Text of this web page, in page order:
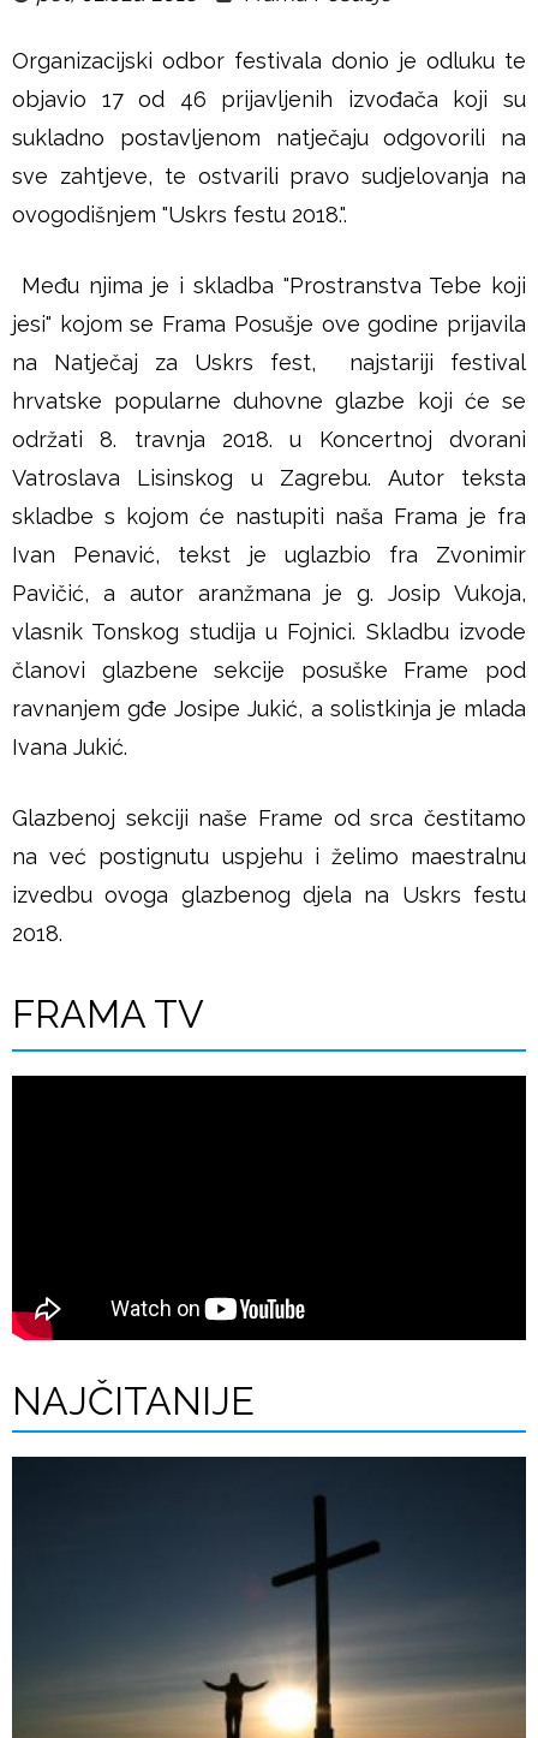
š
e
Organizacijski odbor festivala donio je odluku te
objavio 17 od 46 prijavljenih izvođača koji su
sukladno postavljenom natječaju odgovorili na
sve zahtjeve, te ostvarili pravo sudjelovanja na
ovogodišnjem "Uskrs festu 2018.".
Među njima je i skladba "Prostranstva Tebe koji
jesi" kojom se Frama Posušje ove godine prijavila
na Natječaj za Uskrs fest, najstariji festival
hrvatske popularne duhovne glazbe koji će se
održati 8. travnja 2018. u Koncertnoj dvorani
Vatroslava Lisinskog u Zagrebu. Autor teksta
skladbe s kojom će nastupiti naša Frama je fra
Ivan Penavić, tekst je uglazbio fra Zvonimir
Pavičić, a autor aranžmana je g. Josip Vukoja,
vlasnik Tonskog studija u Fojnici. Skladbu izvode
članovi glazbene sekcije posuške Frame pod
ravnanjem gđe Josipe Jukić, a solistkinja je mlada
Ivana Jukić.
Glazbenoj sekciji naše Frame od srca čestitamo
na već postignutu uspjehu i želimo maestralnu
izvedbu ovoga glazbenog djela na Uskrs festu
2018.
FRAMA TV
NAJČITANIJE